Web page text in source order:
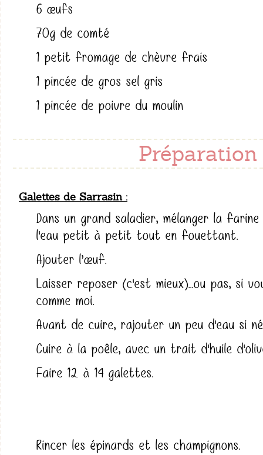
6 œufs
70g de comté
1 petit fromage de chèvre frais
1 pincée de gros sel gris
1 pincée de poivre du moulin
Préparation
Galettes de Sarrasin
Dans un grand saladier, mélanger la
l'eau petit à petit tout en fouettant.
Ajouter l’œuf.
Laisser reposer (c'est mieux)...ou pas, si
comme moi.
Avant de cuire, rajouter un peu d'eau si
Cuire à la poêle, avec un trait d'huile
Faire 12 à 14 galettes.
Rincer les épinards et les champignons.